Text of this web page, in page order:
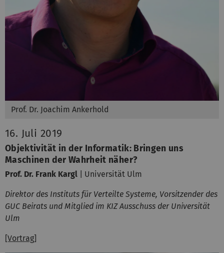
Prof. Dr. Joachim Ankerhold
16. Juli 2019
Objektivität in der Informatik: Bringen uns
Maschinen der Wahrheit näher?
Prof. Dr. Frank Kargl | Universität Ulm
Direktor des Instituts für Verteilte Systeme, Vorsitzender des
GUC Beirats und Mitglied im KIZ Ausschuss der Universität
Ulm
[Vortrag]